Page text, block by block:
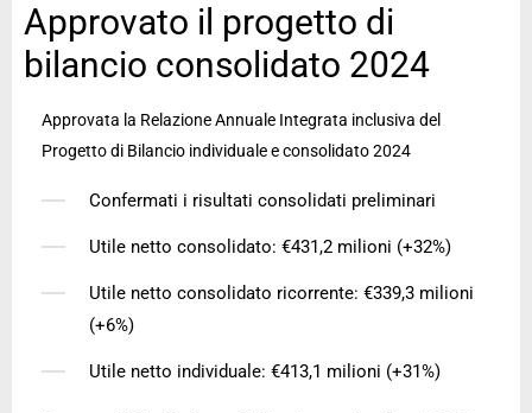
Approvato il progetto di
bilancio consolidato 2024
Approvata la Relazione Annuale Integrata inclusiva del
Progetto di Bilancio individuale e consolidato 2024
Confermati i risultati consolidati preliminari
Utile netto consolidato: €431,2 milioni (+32%)
Utile netto consolidato ricorrente: €339,3 milioni
(+6%)
Utile netto individuale: €413,1 milioni (+31%)